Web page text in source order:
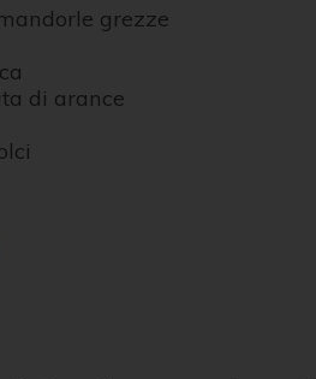
grezze
di arance